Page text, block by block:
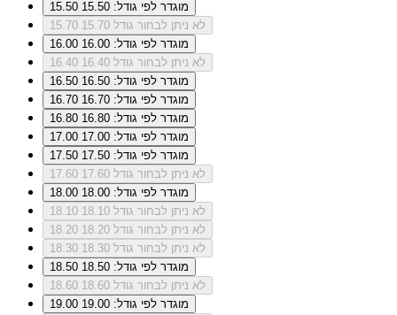
15.50
מוגדר לפי גודל: 15.50
15.70
לא ניתן לבחור גודל 15.70
16.00
מוגדר לפי גודל: 16.00
16.40
לא ניתן לבחור גודל 16.40
16.50
מוגדר לפי גודל: 16.50
16.70
מוגדר לפי גודל: 16.70
16.80
מוגדר לפי גודל: 16.80
17.00
מוגדר לפי גודל: 17.00
17.50
מוגדר לפי גודל: 17.50
17.60
לא ניתן לבחור גודל 17.60
18.00
מוגדר לפי גודל: 18.00
18.10
לא ניתן לבחור גודל 18.10
18.20
לא ניתן לבחור גודל 18.20
18.30
לא ניתן לבחור גודל 18.30
18.50
מוגדר לפי גודל: 18.50
18.60
לא ניתן לבחור גודל 18.60
19.00
מוגדר לפי גודל: 19.00